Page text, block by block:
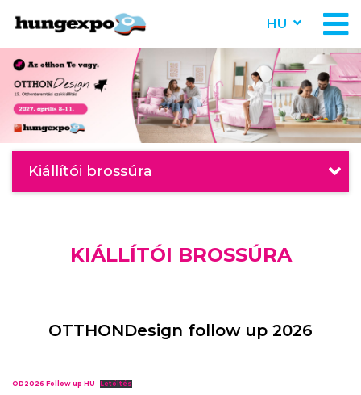
HU
Kiállítói brossúra
KIÁLLÍTÓI BROSSÚRA
OTTHONDesign follow up 2026
OD2026 Follow up HU Letöltés